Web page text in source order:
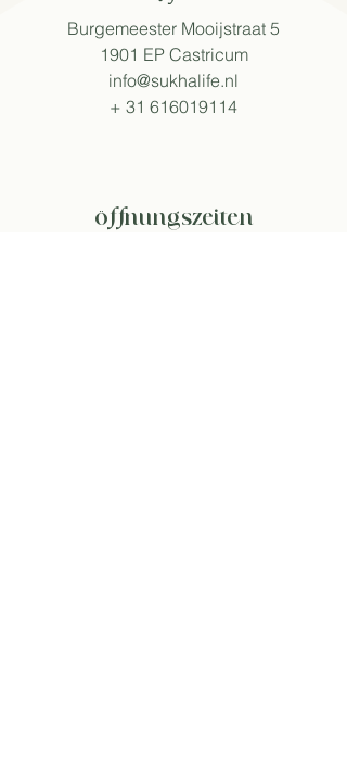
Burgemeester Mooijstraat 5
1901 EP Castricum
info@sukhalife.nl
+ 31 616019114
öffnungszeiten